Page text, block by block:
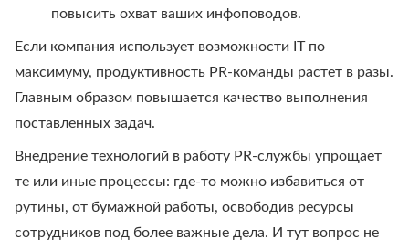
повысить охват ваших инфоповодов.
Если компания использует возможности IT по
максимуму, продуктивность PR-команды растет в разы.
Главным образом повышается качество выполнения
поставленных задач.
Внедрение технологий в работу PR-службы упрощает
те или иные процессы: где-то можно избавиться от
рутины, от бумажной работы, освободив ресурсы
сотрудников под более важные дела. И тут вопрос не